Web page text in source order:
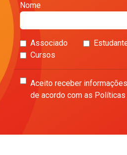
Nome
Associado
Cursos
Aceito receber
de acordo com as